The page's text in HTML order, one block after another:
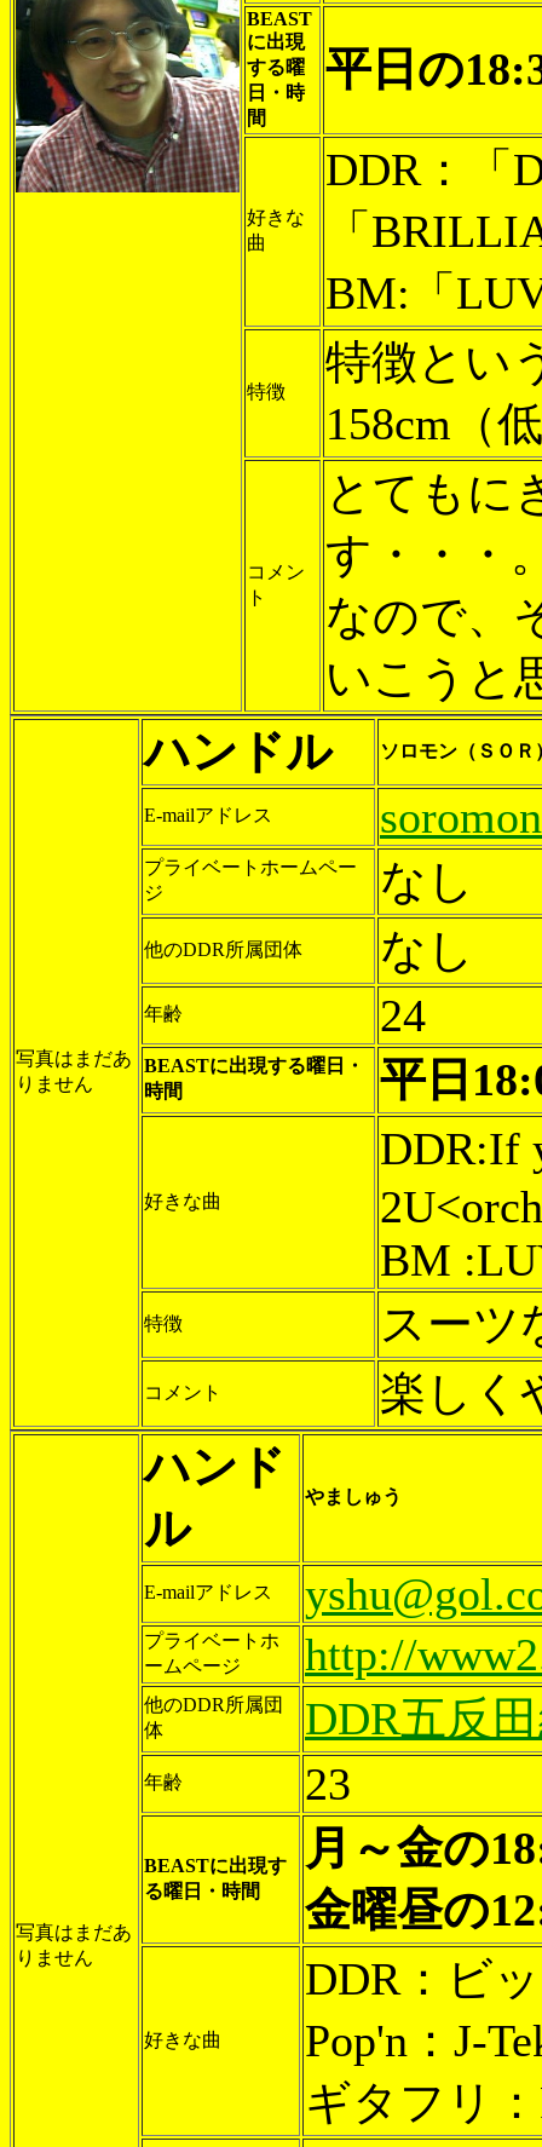
BEAST
に出現
する曜
日・時
間
平日の
好きな
曲
DDR：「
「
BM:「
特徴
特徴とい
158cm（
コメン
ト
とてもに
す・・・
なので、
いこうと
写真はまだあ
りません
ハンドル ソロモン（ＳＯＲ
E-mailアドレス
プライベートホームペー
ジ
なし
他のDDR所属団体 なし
年齢 24
BEASTに出現する曜日・
時間
平日
好きな曲
DDR:If
BM
特徴 スーツ
コメント 楽しく
写真はまだあ
りません
ハンド
ル
やましゅう
E-mailアドレス
プライベートホ
ームページ
http://
他のDDR所属団
体
DDR五反
年齢 23
BEASTに出現す
る曜日・時間
月～金の
金曜昼の
好きな曲
DDR：ビ
Pop'n：J-
ギタフリ